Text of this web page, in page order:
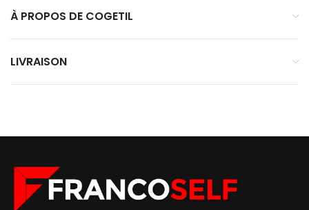
À PROPOS DE COGETIL
LIVRAISON